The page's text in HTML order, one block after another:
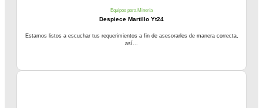
Equipos para Minería
Despiece Martillo Yt24
Estamos listos a escuchar tus requerimientos a fin de asesorarles de manera correcta,
así...